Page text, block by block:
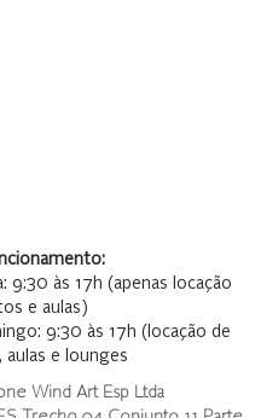
9:30 às 17h (apenas locação
e aulas)
9:30 às 17h (locação de
aulas e lounges
Wind Art Esp Ltda